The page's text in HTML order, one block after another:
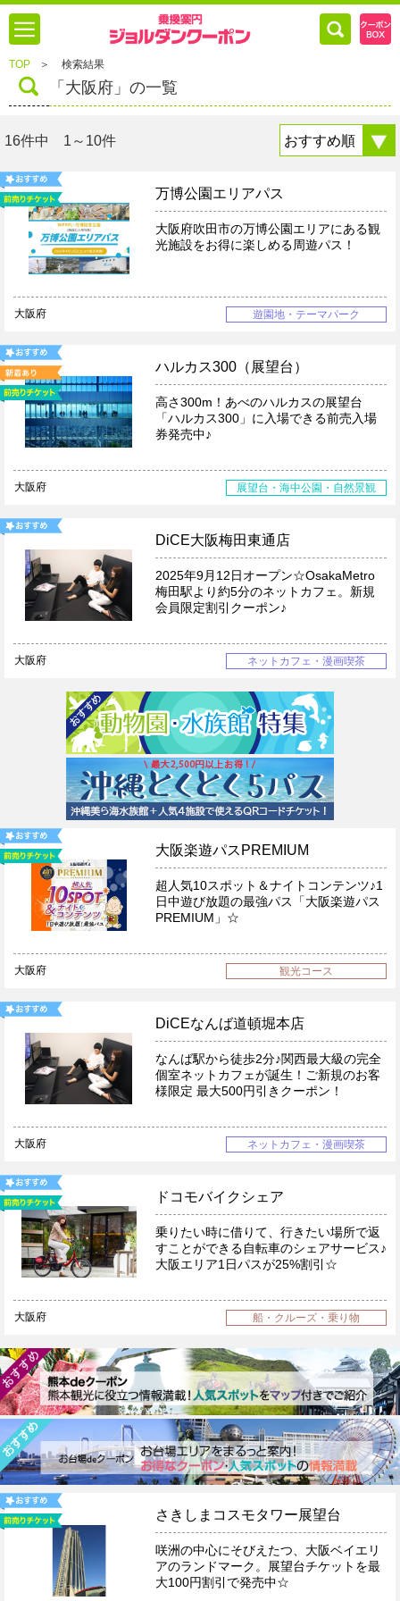
TOP ＞ 検索結果
「大阪府」の一覧
16件中 1～10件
万博公園エリアパス
大阪府吹田市の万博公園エリアにある観
光施設をお得に楽しめる周遊パス！
大阪府 遊園地・テーマパーク
ハルカス300（展望台）
高さ300m！あべのハルカスの展望台
「ハルカス300」に入場できる前売入場
券発売中♪
大阪府 展望台・海中公園・自然景観
DiCE大阪梅田東通店
2025年9月12日オープン☆OsakaMetro
梅田駅より約5分のネットカフェ。新規
会員限定割引クーポン♪
大阪府 ネットカフェ・漫画喫茶
大阪楽遊パスPREMIUM
超人気10スポット＆ナイトコンテンツ♪1
日中遊び放題の最強パス「大阪楽遊パス
PREMIUM」☆
大阪府 観光コース
DiCEなんば道頓堀本店
なんば駅から徒歩2分♪関西最大級の完全
個室ネットカフェが誕生！ご新規のお客
様限定 最大500円引きクーポン！
大阪府 ネットカフェ・漫画喫茶
ドコモバイクシェア
乗りたい時に借りて、行きたい場所で返
すことができる自転車のシェアサービス♪
大阪エリア1日パスが25%割引☆
大阪府 船・クルーズ・乗り物
さきしまコスモタワー展望台
咲洲の中心にそびえたつ、大阪ベイエリ
アのランドマーク。展望台チケットを最
大100円割引で発売中☆